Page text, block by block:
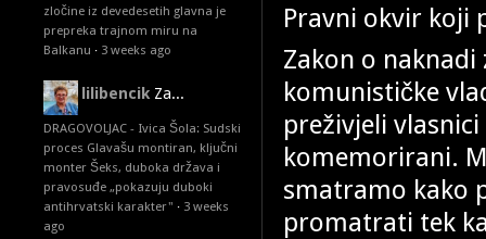
zločine iz devedesetih glavna je
prepreka trajnom miru na
Balkanu · 3 weeks ago
lilibencik Za...
DRAGOVOLJAC - Ivica Šola: Sudski
proces Glavašu montiran, ključni
monter Šeks, duboka država i
pravosuđe „pokazuju duboki
antihrvatski karakter" · 3 weeks
ago
Pravni okvir koji
Zakon o
komunističke
preživjeli
komemorirani.
smatramo kako
promatrati tek